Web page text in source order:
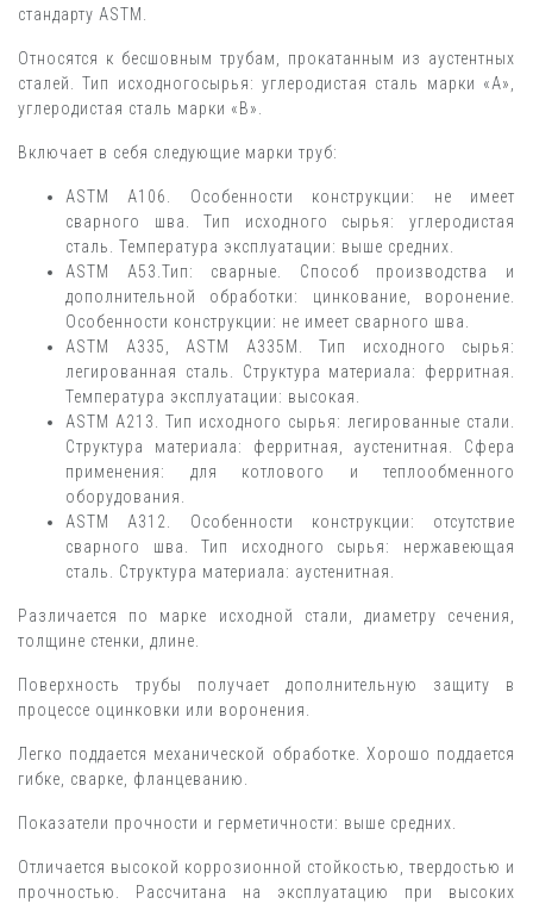
стандарту ASTM.
Относятся к бесшовным трубам, прокатанным из аустентных
сталей. Тип исходногосырья: углеродистая сталь марки «А»,
углеродистая сталь марки «В».
Включает в себя следующие марки труб:
ASTM A106. Особенности конструкции: не имеет
сварного шва. Тип исходного сырья: углеродистая
сталь. Температура эксплуатации: выше средних.
ASTM A53.Тип: сварные. Способ производства и
дополнительной обработки: цинкование, воронение.
Особенности конструкции: не имеет сварного шва.
ASTM A335, ASTM A335M. Тип исходного сырья:
легированная сталь. Структура материала: ферритная.
Температура эксплуатации: высокая.
ASTM A213. Тип исходного сырья: легированные стали.
Структура материала: ферритная, аустенитная. Сфера
применения: для котлового и теплообменного
оборудования.
ASTM A312. Особенности конструкции: отсутствие
сварного шва. Тип исходного сырья: нержавеющая
сталь. Структура материала: аустенитная.
Различается по марке исходной стали, диаметру сечения,
толщине стенки, длине.
Поверхность трубы получает дополнительную защиту в
процессе оцинковки или воронения.
Легко поддается механической обработке. Хорошо поддается
гибке, сварке, фланцеванию.
Показатели прочности и герметичности: выше средних.
Отличается высокой коррозионной стойкостью, твердостью и
прочностью. Рассчитана на эксплуатацию при высоких